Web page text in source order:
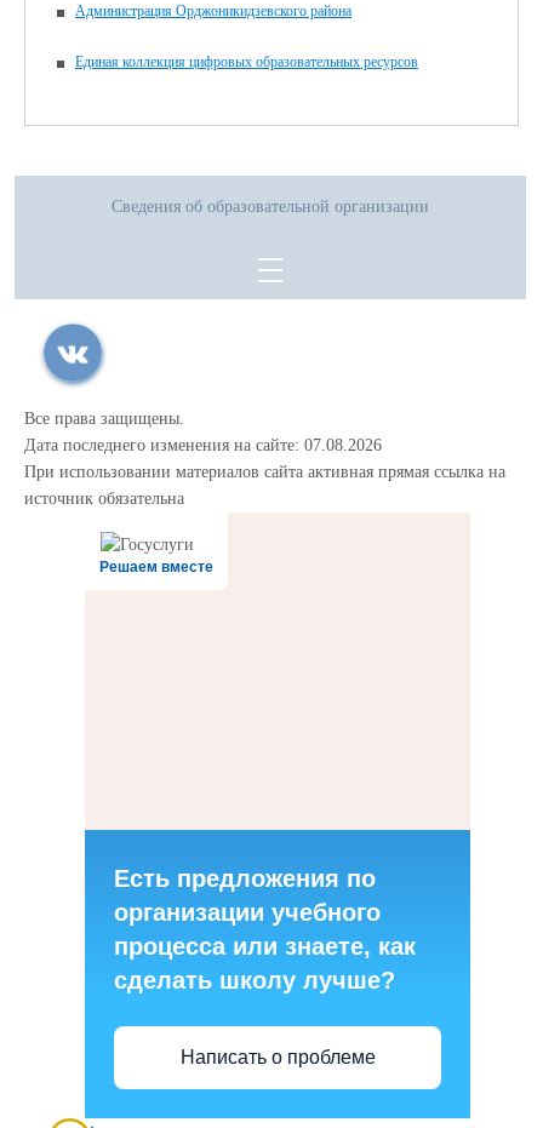
Администрация Орджоникидзевского района
Единая коллекция цифровых образовательных ресурсов
Сведения об образовательной организации
Все права защищены.
Дата последнего изменения на сайте: 07.08.2026
При использовании материалов сайта активная прямая ссылка на
источник обязательна
Решаем вместе
Есть предложения по
организации учебного
процесса или знаете, как
сделать школу лучше?
Написать о проблеме